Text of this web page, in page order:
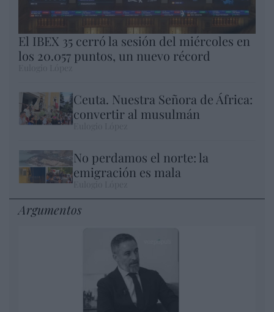
El IBEX 35 cerró la sesión del miércoles en
los 20.057 puntos, un nuevo récord
Ceuta. Nuestra Señora de África:
convertir al musulmán
No perdamos el norte: la
emigración es mala
Argumentos